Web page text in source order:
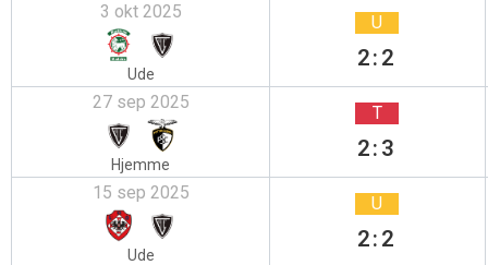
3 okt 2025
Ude
U
2:2
27 sep 2025
Hjemme
T
2:3
15 sep 2025
Ude
U
2:2